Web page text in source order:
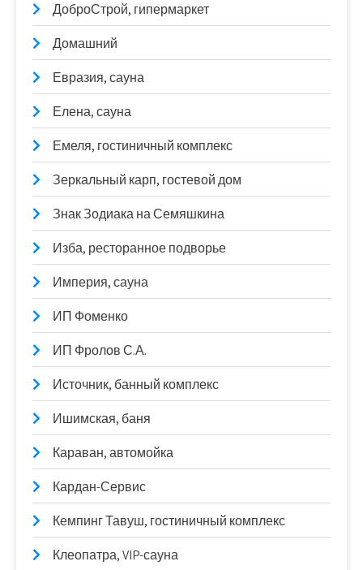
ДоброСтрой, гипермаркет
Домашний
Евразия, сауна
Елена, сауна
Емеля, гостиничный комплекс
Зеркальный карп, гостевой дом
Знак Зодиака на Семяшкина
Изба, ресторанное подворье
Империя, сауна
ИП Фоменко
ИП Фролов С.А.
Источник, банный комплекс
Ишимская, баня
Караван, автомойка
Кардан-Сервис
Кемпинг Тавуш, гостиничный комплекс
Клеопатра, VIP-сауна